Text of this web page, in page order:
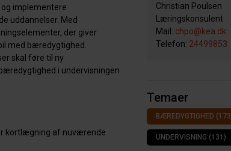
implementere
uddannelser. Med
der giver
med bæredygtighed.
skal føre til ny
i undervisningen
kortlægning af nuværende
Christian Poulsen
Læringskonsulent
Mail: chpo@kea.dk
Telefon: 24499853
Temaer
BÆREDYGTIGHED
UNDERVISNING (131)